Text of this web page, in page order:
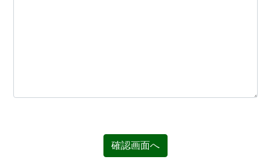
確認画面へ